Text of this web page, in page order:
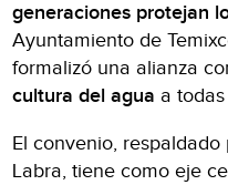
generaciones protejan
Ayuntamiento de
formalizó una alianza
cultura del agua a
El convenio,
Labra, tiene como eje